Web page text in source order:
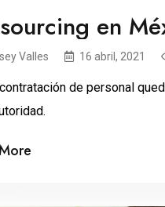
en
Valles 16 abril, 2021
de personal